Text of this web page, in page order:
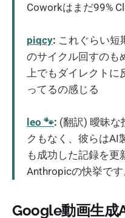
Coworkはまだ99%
piqcy: これぐらい短
のサイクル回すのも
上でもダイレクト
ってるの感じる
leo 🐾: (翻訳) 曖昧な
クもなく、彼らはAI
も成功した記録を更
Anthropicの快挙です
Google動画生成